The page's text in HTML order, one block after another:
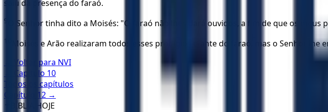
saiu da presença do faraó.
9 O Senhor tinha dito a Moisés: "O faraó não lhes dará ouvidos, a fim de que os meus
10
Moisés e Arão realizaram todos esses prodígios diante do faraó, mas o Senhor
← Voltar para NVI
← Capítulo 10
Todos os capítulos
Capítulo
12 →
BÍBLIA HOJE